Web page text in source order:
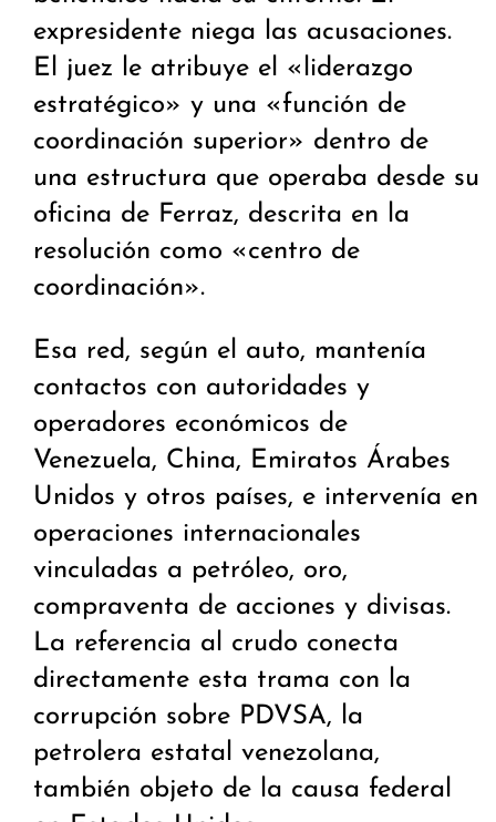
expresidente niega las acusaciones.
El juez le atribuye el «liderazgo
estratégico» y una «función de
coordinación superior» dentro de
una estructura que operaba desde su
oficina de Ferraz, descrita en la
resolución como «centro de
coordinación».
Esa red, según el auto, mantenía
contactos con autoridades y
operadores económicos de
Venezuela, China, Emiratos Árabes
Unidos y otros países, e intervenía en
operaciones internacionales
vinculadas a petróleo, oro,
compraventa de acciones y divisas.
La referencia al crudo conecta
directamente esta trama con la
corrupción sobre PDVSA, la
petrolera estatal venezolana,
también objeto de la causa federal